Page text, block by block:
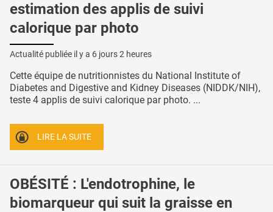
estimation des applis de suivi
calorique par photo
Actualité publiée il y a 6 jours 2 heures
Cette équipe de nutritionnistes du National Institute of
Diabetes and Digestive and Kidney Diseases (NIDDK/NIH),
teste 4 applis de suivi calorique par photo. ...
LIRE LA SUITE
OBÉSITÉ : L'endotrophine, le
biomarqueur qui suit la graisse en